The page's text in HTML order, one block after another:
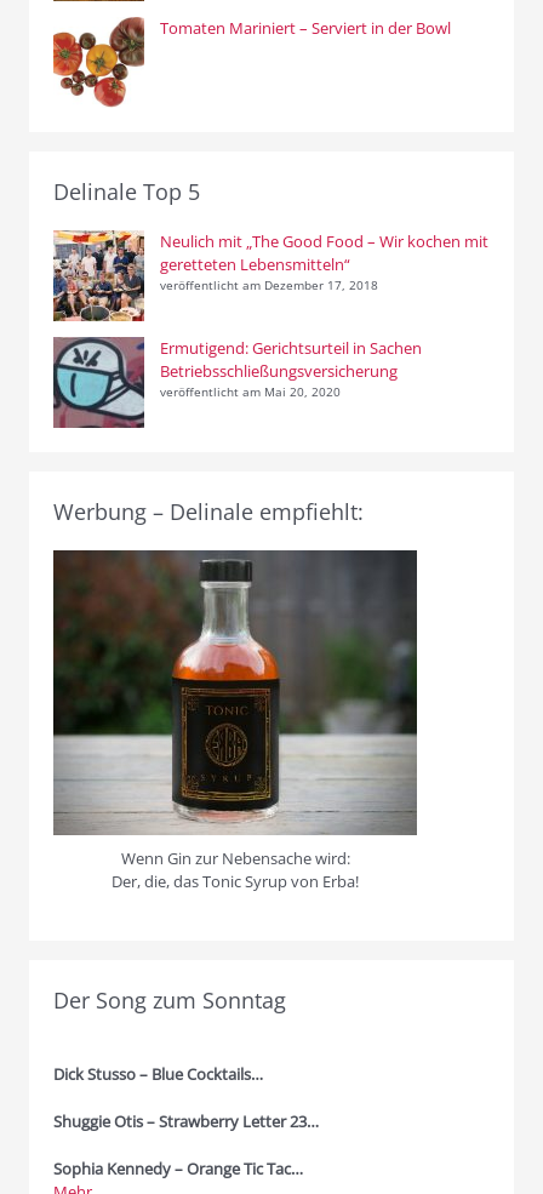
Tomaten Mariniert – Serviert in der Bowl
Delinale Top 5
Neulich mit „The Good Food – Wir kochen mit
geretteten Lebensmitteln“
veröffentlicht am Dezember 17, 2018
Ermutigend: Gerichtsurteil in Sachen
Betriebsschließungsversicherung
veröffentlicht am Mai 20, 2020
Werbung – Delinale empfiehlt:
Wenn Gin zur Nebensache wird:
Der, die, das Tonic Syrup von Erba!
Der Song zum Sonntag
Dick Stusso – Blue Cocktails…
Shuggie Otis – Strawberry Letter 23…
Sophia Kennedy – Orange Tic Tac…